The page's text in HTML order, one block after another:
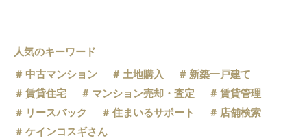
人気のキーワード
中古マンション
土地購入
新築一戸建て
賃貸住宅
マンション売却・査定
賃貸管理
リースバック
住まいるサポート
店舗検索
ケインコスギさん